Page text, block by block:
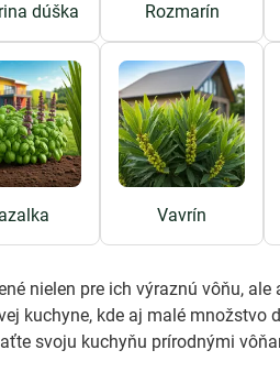
dúška Rozmarín
Vavrín
nielen pre ich výraznú vôňu,
kuchyne, kde aj malé
svoju kuchyňu prírodnými